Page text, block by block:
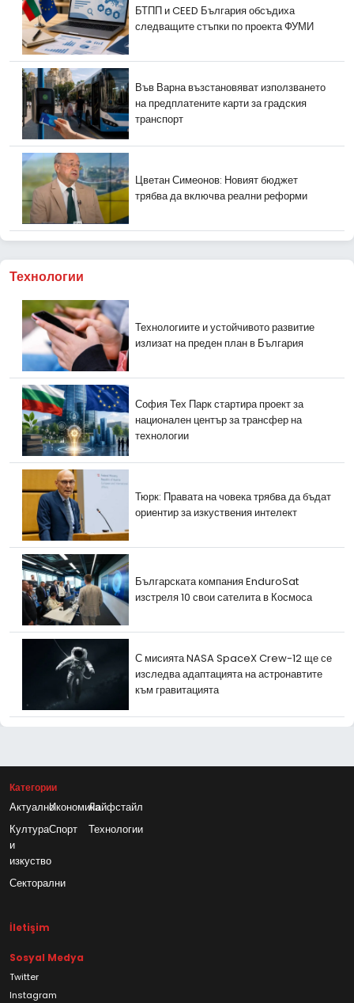
БТПП и CEED България обсъдиха
следващите стъпки по проекта ФУМИ
Във Варна възстановяват използването
на предплатените карти за градския
транспорт
Цветан Симеонов: Новият бюджет
трябва да включва реални реформи
Технологии
Технологиите и устойчивото развитие
излизат на преден план в България
София Тех Парк стартира проект за
национален център за трансфер на
технологии
Тюрк: Правата на човека трябва да бъдат
ориентир за изкуствения интелект
Българската компания EnduroSat
изстреля 10 свои сателита в Космоса
С мисията NASA SpaceX Crew-12 ще се
изследва адаптацията на астронавтите
към гравитацията
Категории
АктуалноИкономикаЛайфстайл
Култура
и
изкуство
Спорт Технологии
Секторални
İletişim
Sosyal Medya
Twitter
Instagram